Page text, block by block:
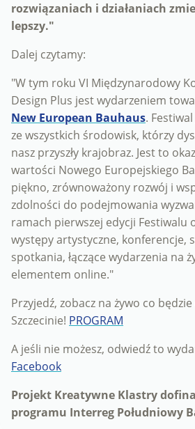
rozwiązaniach i działaniach
lepszy."
Dalej czytamy:
"W tym roku VI Międzynarodowy
Design Plus jest wydarzeniem
New European Bauhaus.
ze wszystkich środowisk, którzy
nasz przyszły krajobraz. Jest to
wartości Nowego Europejskiego
piękno, zrównoważony rozwój i
zdolności do podejmowania
ramach pierwszej edycji Festiwalu
występy artystyczne, konferencje,
spotkania, łączące wydarzenia na
elementem online."
Przyjedź, zobacz na żywo co będzie
Szczecinie! PROGRAM
A jeśli nie możesz, odwiedź to
Facebook
Projekt Kreatywne Klastry
programu Interreg Południowy